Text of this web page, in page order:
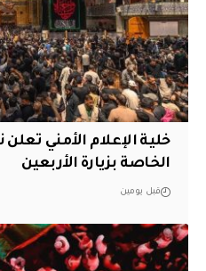
خلية الإعلام الأمني
الخاصة بزيارة الأربعين
قبل يومين